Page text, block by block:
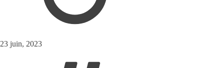
23 juin, 2023